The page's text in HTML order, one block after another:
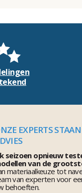
EXPERTS
seizoen opnieuw
van de
materiaalkeuze tot
van experten voor
behoeften.